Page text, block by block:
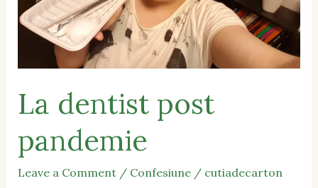
La dentist post
pandemie
Leave a Comment / Confesiune/ cutiadecarton